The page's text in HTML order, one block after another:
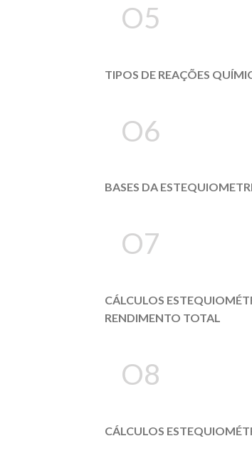
O5
TIPOS DE REAÇÕES
O6
BASES DA
O7
CÁLCULOS
RENDIMENTO TOTAL
O8
CÁLCULOS